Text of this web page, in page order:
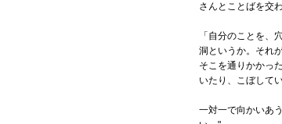
さんとことばを交
「自分のことを
洞というか。それ
そこを通りかかっ
いたり、こぼして
一対一で向かいあ